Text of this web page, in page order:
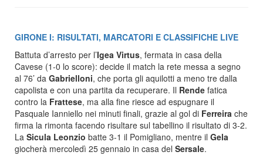
GIRONE I: RISULTATI, MARCATORI E CLASSIFICHE LIVE
Battuta d’arresto per l’Igea Virtus, fermata in casa della
Cavese (1-0 lo score): decide il match la rete messa a segno
al 76’ da Gabrielloni, che porta gli aquilotti a meno tre dalla
capolista e con una partita da recuperare. Il Rende fatica
contro la Frattese, ma alla fine riesce ad espugnare il
Pasquale Ianniello nei minuti finali, grazie al gol di Ferreira che
firma la rimonta facendo risultare sul tabellino il risultato di 3-2.
La Sicula Leonzio batte 3-1 il Pomigliano, mentre il Gela
giocherà mercoledì 25 gennaio in casa del Sersale.